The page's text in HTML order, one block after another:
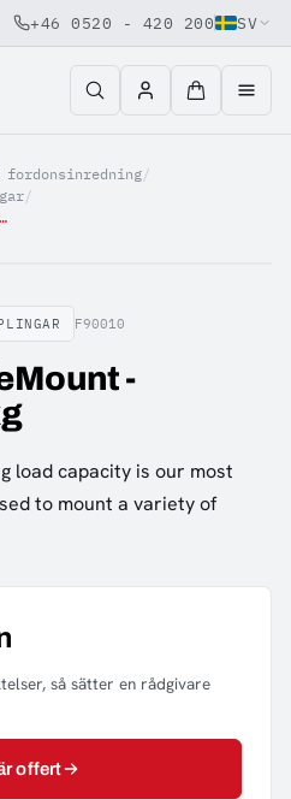
+46 0520 - 420 200 SV
fordonsinredning/
/
iN∫TRAXX SafeMount - Threaded 25 kg
F90010
-
load capacity is our most
to mount a variety of
så sätter en rådgivare
offert